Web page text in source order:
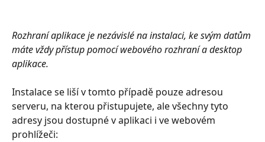
Rozhraní aplikace je nezávislé na instalaci, ke svým datům
máte vždy přístup pomocí webového rozhraní a desktop
aplikace.
Instalace se liší v tomto případě pouze adresou
serveru, na kterou přistupujete, ale všechny tyto
adresy jsou dostupné v aplikaci i ve webovém
prohlížeči: